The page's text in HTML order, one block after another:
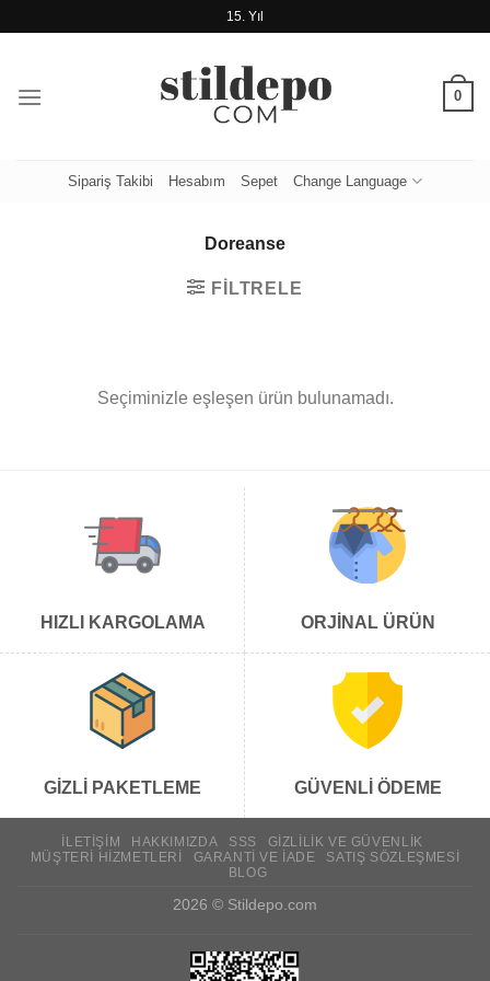
15. Yıl
0
Sipariş Takibi Hesabım Sepet Change Language
Doreanse
FILTRELE
Seçiminizle eşleşen ürün bulunamadı.
HIZLI KARGOLAMA ORJİNAL ÜRÜN
GİZLİ PAKETLEME GÜVENLİ ÖDEME
İLETIŞIM HAKKIMIZDA SSS
GIZLILIK VE GÜVENLIK
MÜŞTERI HIZMETLERI
GARANTI VE İADE
SATIŞ SÖZLEŞMESI
BLOG
2026 © Stildepo.com